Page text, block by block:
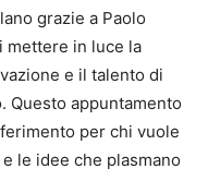
grazie a Paolo
mettere in luce la
e il talento di
Questo appuntamento
per chi vuole
le idee che plasmano